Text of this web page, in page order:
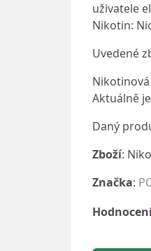
uživatele
Nikotin:
Uvedené
Aktuálně
Daný
Zboží:
Značka: